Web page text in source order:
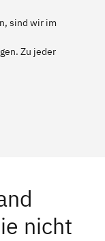
sind wir im
Zu jeder
nicht